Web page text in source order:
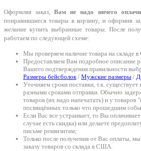
Оформляя заказ,Вам не надо ничего
понравившиеся товары в корзину, и оформив
желание купить выбранные товары. После
работаем по следующей схеме:
Мы проверяем наличие товара на складе
Предоставляем Вам подробное описание
Вашего подтверждения правильности
Размеры бейсболок/ Мужские размеры /
Уточняем сроки поставки, т.к. существует
разными сроками отправки. Обычно
товаров (их надо напечатать) и у товаров
посвящённых только что прошедшим
Если Вас все устраивает, то Вы
случае есть скидка) или делаете
письме реквизитам;
Только после получения от Вас оплаты,
заказу товаров со склада в США.